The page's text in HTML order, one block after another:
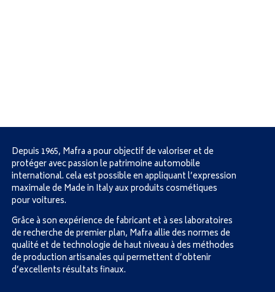
Depuis 1965, Mafra a pour objectif de valoriser et de
protéger avec passion le patrimoine automobile
international. cela est possible en appliquant l’expression
maximale de Made in Italy aux produits cosmétiques
pour voitures.
Grâce à son expérience de fabricant et à ses laboratoires
de recherche de premier plan, Mafra allie des normes de
qualité et de technologie de haut niveau à des méthodes
de production artisanales qui permettent d’obtenir
d’excellents résultats finaux.